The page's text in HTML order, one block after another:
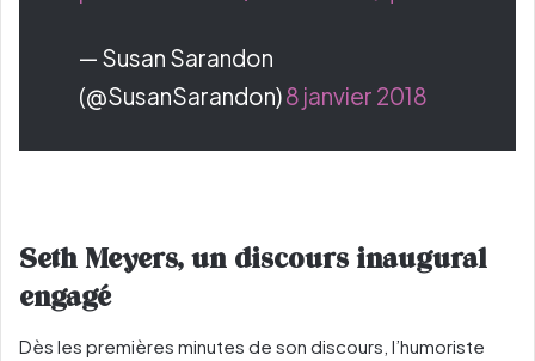
— Susan Sarandon
(@SusanSarandon)8 janvier 2018
Seth Meyers, un discours inaugural
engagé
Dès les premières minutes de son discours, l’humoriste